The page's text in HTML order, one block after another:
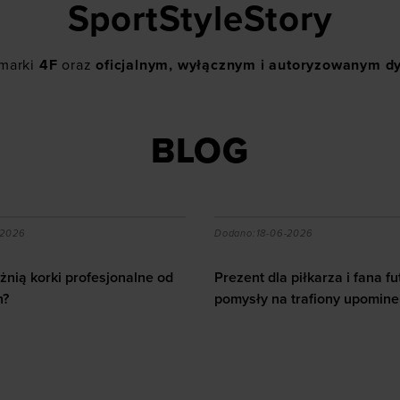
SportStyleStory
4F orazoficjalnym, wyłącznym i autoryzowanym
BLOG
piłkarza i fana futbolu - pomysły na trafiony upominek
i fana futbolu -
upominek
Jak dbać o serce u
Dodano: 12-06-2026
Jak dbać o serce u